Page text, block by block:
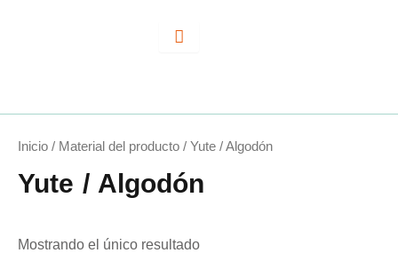
Inicio / Material del producto / Yute / Algodón
Yute / Algodón
Mostrando el único resultado